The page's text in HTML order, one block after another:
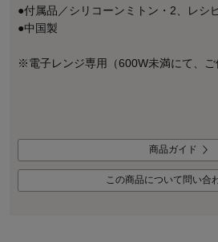
●付属品／シリコーンミトン・2、レシ
●中国製
※電子レンジ専用（600W未満にて、ご
商品ガイド
この商品について問い合